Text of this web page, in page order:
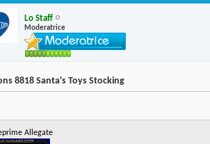
Lo Staff
Moderatrice
8818 Santa's Toys Stocking
Allegate